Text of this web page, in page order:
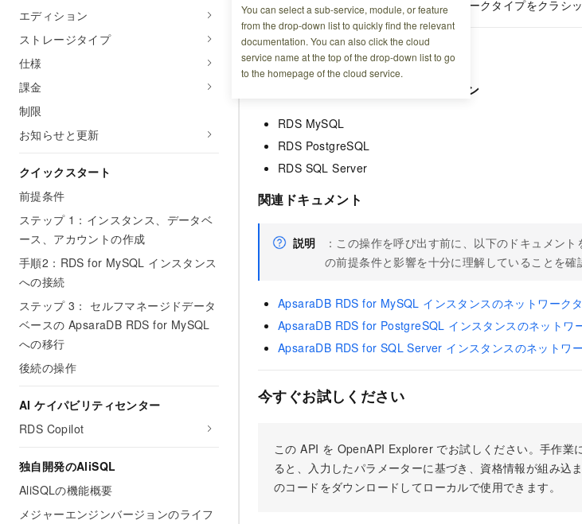
You can select a sub-service, module, or feature
from the drop-down list to quickly find the relevant
documentation. You can also click the cloud
service name at the top of the drop-down list to go
to the homepage of the cloud service.
エディション
ストレージタイプ
仕様
課金
制限
お知らせと更新
クイックスタート
前提条件
ステップ 1：インスタンス、データベ
ース、アカウントの作成
手順2：RDS for MySQL インスタンス
への接続
ステップ 3： セルフマネージドデータ
ベースの ApsaraDB RDS for MySQL
への移行
後続の操作
AI ケイパビリティセンター
RDS Copilot
独自開発のAliSQL
AliSQLの機能概要
メジャーエンジンバージョンのライフ
ApsaraDB RDS インスタンスのネットワークタイプをクラシ
操作説明
サポートされるデータベースエンジン
RDS MySQL
RDS PostgreSQL
RDS SQL Server
関連ドキュメント
説明
：この操作を呼び出す前に、以下のドキュメン
の前提条件と影響を十分に理解していることを確
ApsaraDB RDS for MySQL インスタンスのネットワーク
ApsaraDB RDS for PostgreSQL インスタンスのネットワ
ApsaraDB RDS for SQL Server インスタンスのネットワ
今すぐお試しください
この API を OpenAPI Explorer でお試しください。手作業
ると、入力したパラメーターに基づき、資格情報が組み込
のコードをダウンロードしてローカルで使用できます。